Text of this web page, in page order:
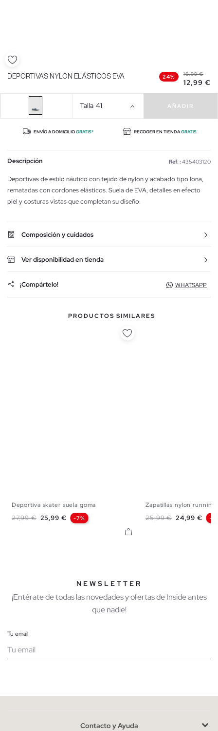
DEPORTIVAS NYLON ELÁSTICOS EVA 24% 16,99 €
12,99 €
Talla 41 AÑADIR
ENVÍO A DOMICILIOGRATIS* RECOGER EN TIENDAGRATIS
Descripción Ref. : 435403120
Deportivas de estilo náutico con tejido de nylon y acabado tipo lona,
rematadas con cordones elásticos. Suela de EVA, detalles en efecto
piel y costuras vistas que completan su diseño.
Composición y cuidados
Ver disponibilidad en tienda
¡Compártelo! WHATSAPP
PRODUCTOS SIMILARES
43
Deportiva skater suela goma
Precio base
27,99 € Precio
25,99 € -7%
Zapatillas nylon
Precio base
25,99 € Precio
24,99 € -
NEWSLETTER
¡Entérate de todas las novedades y ofertas de Inside antes
que nadie!
Tu email
He leído y entiendo lapolítica de privacidad
Contacto y Ayuda